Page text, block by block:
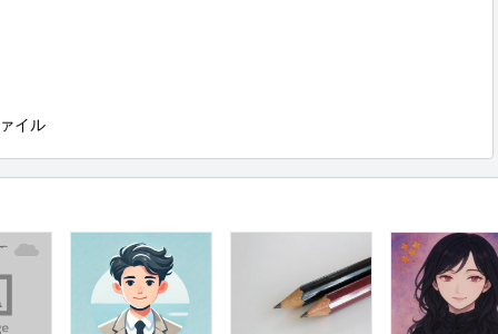
イル